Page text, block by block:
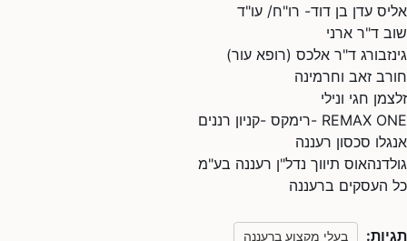
אליס עדן בן דוד- רו"ח/ עו"ד
שוב ד"ר ארני
גינזבורג ד"ר אלכס (רופא עור)
חורב זאב וחרמינה
זלצמן חגי ונילי
REMAX ONE -רימקס -קניון רננים
אנגלו סכסון רעננה
גולדנהאוס תיווך נדל"ן רעננה בע"מ
כל העסקים ברעננה
תגיות: בעלי מקצוע ברעננה